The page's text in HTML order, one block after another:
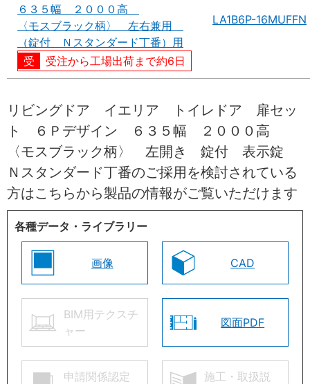
６３５幅 ２０００高
〈モスブラック柄〉 左右兼用
（錠付 Ｎスタンダード丁番）用
受注から工場出荷まで約6日
LA1B6P-16MUFFN
リビングドア イエリア トイレドア 扉セッ
ト ６Ｐデザイン ６３５幅 ２０００高
〈モスブラック柄〉 左開き 錠付 表示錠
Ｎスタンダード丁番のご採用を検討されている
方はこちらから製品の情報がご覧いただけます
各種データ・ライブラリー
画像 CAD
BIM用テクスチ
ャー
図面PDF
申請関係認定
施工・取扱説